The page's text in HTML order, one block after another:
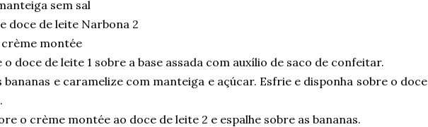
sem sal
doce de leite Narbona 2
crème montée
o doce de leite 1 sobre a base assada com auxílio de saco de confeitar.
bananas e caramelize com manteiga e açúcar. Esfrie e disponha sobre o doce
o crème montée ao doce de leite 2 e espalhe sobre as bananas.